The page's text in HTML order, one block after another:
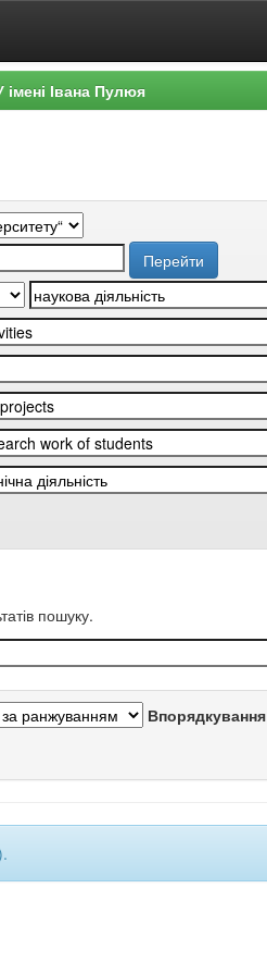
Івана Пулюя
пошуку.
Впорядкування